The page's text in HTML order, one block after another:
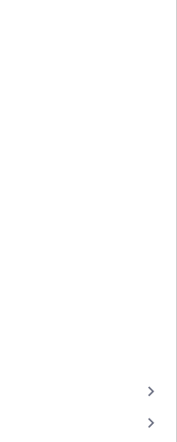
keyboard_arrow_right
keyboard_arrow_right